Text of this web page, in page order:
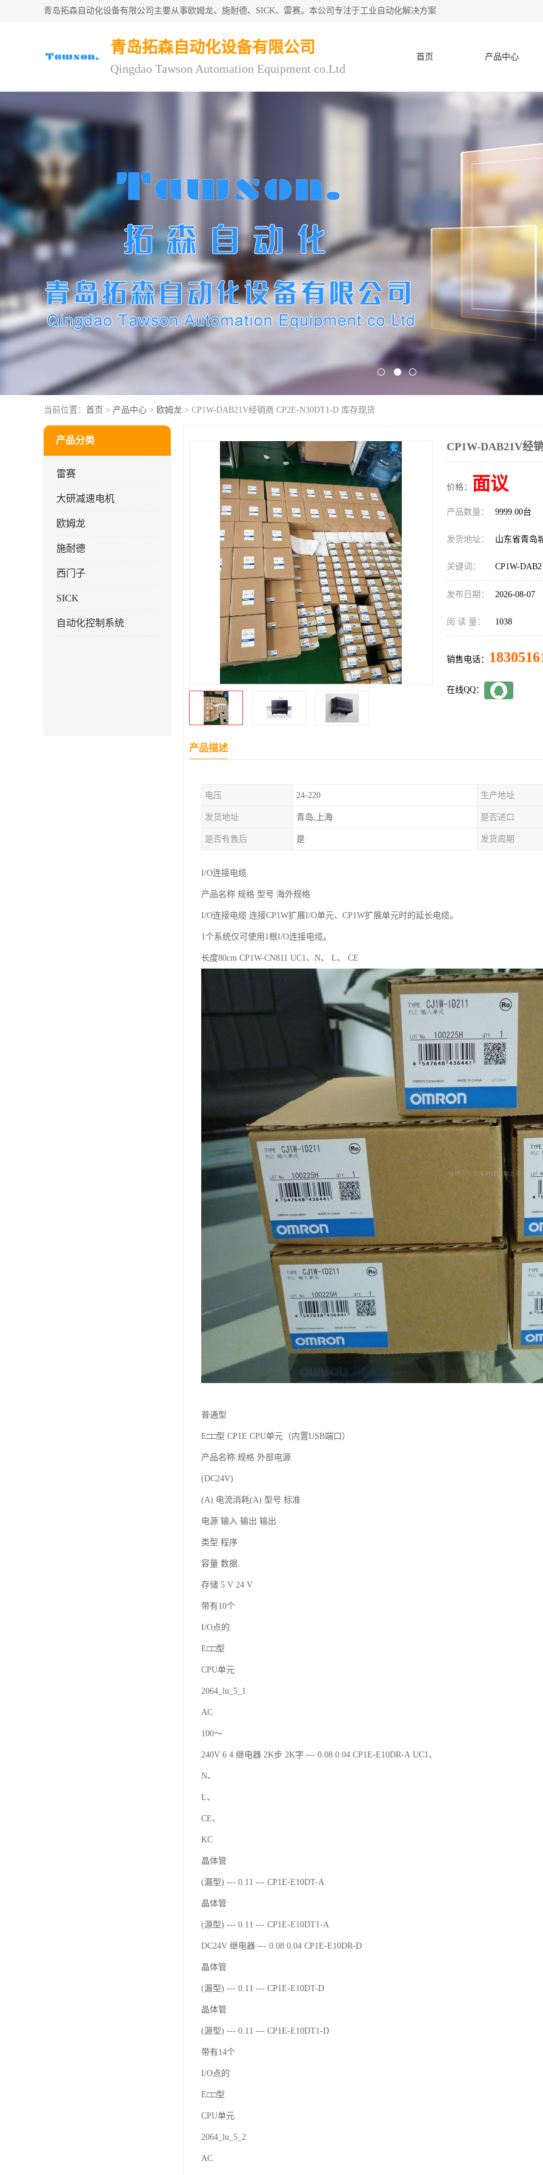
青岛拓森自动化设备有限公司主要从事欧姆龙、施耐德、SICK、雷赛。本公司专注于工业自动化解决方案
青岛拓森自动化设备有限公司
Qingdao Tawson Automation Equipment co.Ltd
首页 产品中心
当前位置： 首页 > 产品中心 > 欧姆龙 > CP1W-DAB21V经销商 CP2E-N30DT1-D 库存现货
产品分类
雷赛
大研减速电机
欧姆龙
施耐德
西门子
SICK
自动化控制系统
CP1W-DAB21V经
价格： 面议
产品数量： 9999.00台
发货地址： 山东省青岛
关键词： CP1W-
发布日期： 2026-08-07
阅 读 量： 1038
销售电话：
在线QQ：
产品描述
电压 24-220 生产地址
发货地址 青岛,上海 是否进口
是否有售后 是 发货周期
I/O连接电缆
产品名称 规格 型号 海外规格
I/O连接电缆 连接CP1W扩展I/O单元、CP1W扩展单元时的延长电缆。
1个系统仅可使用1根I/O连接电缆。
长度80cm CP1W-CN811 UC1、N、 L、 CE
普通型
E□□型 CP1E CPU单元（内置USB端口）
产品名称 规格 外部电源
(DC24V)
(A) 电流消耗(A) 型号 标准
电源 输入 输出 输出
类型 程序
容量 数据
存储 5 V 24 V
带有10个
I/O点的
E□□型
CPU单元
2064_lu_5_1
AC
100～
240V 6 4 继电器 2K步 2K字 --- 0.08 0.04 CP1E-E10DR-A UC1、
N、
L、
CE、
KC
晶体管
(漏型) --- 0.11 --- CP1E-E10DT-A
晶体管
(源型) --- 0.11 --- CP1E-E10DT1-A
DC24V 继电器 --- 0.08 0.04 CP1E-E10DR-D
晶体管
(漏型) --- 0.11 --- CP1E-E10DT-D
晶体管
(源型) --- 0.11 --- CP1E-E10DT1-D
带有14个
I/O点的
E□□型
CPU单元
2064_lu_5_2
AC